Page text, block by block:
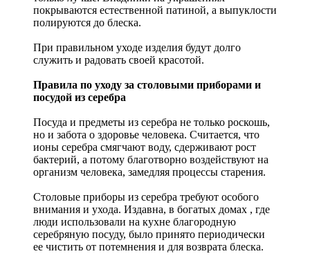
покрываются естественной патиной, а выпуклости
полируются до блеска.
При правильном уходе изделия будут долго
служить и радовать своей красотой.
Правила по уходу за столовыми приборами и
посудой из серебра
Посуда и предметы из серебра не только роскошь,
но и забота о здоровье человека. Считается, что
ионы серебра смягчают воду, сдерживают рост
бактерий, а потому благотворно воздействуют на
организм человека, замедляя процессы старения.
Столовые приборы из серебра требуют особого
внимания и ухода. Издавна, в богатых домах , где
люди использовали на кухне благородную
серебряную посуду, было принято периодически
ее чистить от потемнения и для возврата блеска.